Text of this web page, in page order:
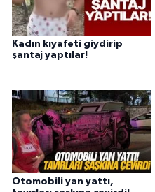
Kadın kıyafeti giydirip
şantaj yaptılar!
Otomobili yan yattı,